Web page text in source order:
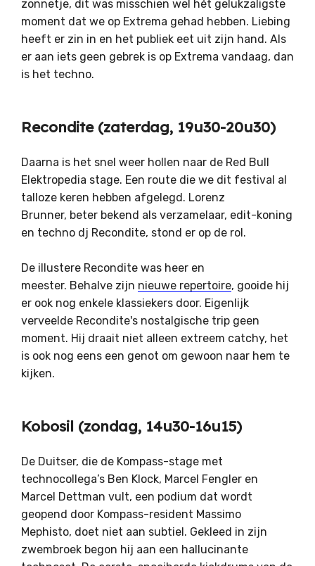
zonnetje, dit was misschien wel hét gelukzaligste
moment dat we op Extrema gehad hebben. Liebing
heeft er zin in en het publiek eet uit zijn hand. Als
er aan iets geen gebrek is op Extrema vandaag, dan
is het techno.
Recondite (zaterdag, 19u30-20u30)
Daarna is het snel weer hollen naar de Red Bull
Elektropedia stage. Een route die we dit festival al
talloze keren hebben afgelegd. Lorenz
Brunner, beter bekend als verzamelaar, edit-koning
en techno dj Recondite, stond er op de rol.
De illustere Recondite was heer en
meester. Behalve zijn nieuwe repertoire, gooide hij
er ook nog enkele klassiekers door. Eigenlijk
verveelde Recondite's nostalgische trip geen
moment. Hij draait niet alleen extreem catchy, het
is ook nog eens een genot om gewoon naar hem te
kijken.
Kobosil (zondag, 14u30-16u15)
De Duitser, die de Kompass-stage met
technocollega’s Ben Klock, Marcel Fengler en
Marcel Dettman vult, een podium dat wordt
geopend door Kompass-resident Massimo
Mephisto, doet niet aan subtiel. Gekleed in zijn
zwembroek begon hij aan een hallucinante